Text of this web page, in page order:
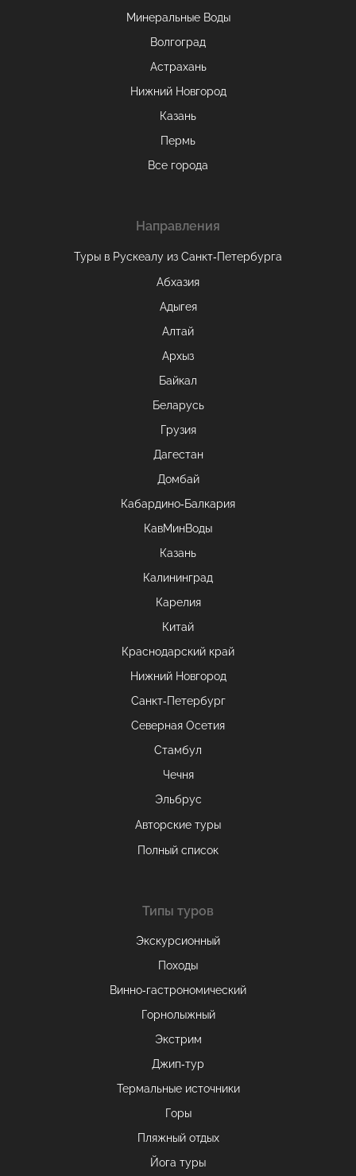
Минеральные Воды
Волгоград
Астрахань
Нижний Новгород
Казань
Пермь
Все города
Направления
Туры в Рускеалу из Санкт‑Петербурга
Абхазия
Адыгея
Алтай
Архыз
Байкал
Беларусь
Грузия
Дагестан
Домбай
Кабардино-Балкария
КавМинВоды
Казань
Калининград
Карелия
Китай
Краснодарский край
Нижний Новгород
Санкт-Петербург
Северная Осетия
Стамбул
Чечня
Эльбрус
Авторские туры
Полный список
Типы туров
Экскурсионный
Походы
Винно-гастрономический
Горнолыжный
Экстрим
Джип-тур
Термальные источники
Горы
Пляжный отдых
Йога туры